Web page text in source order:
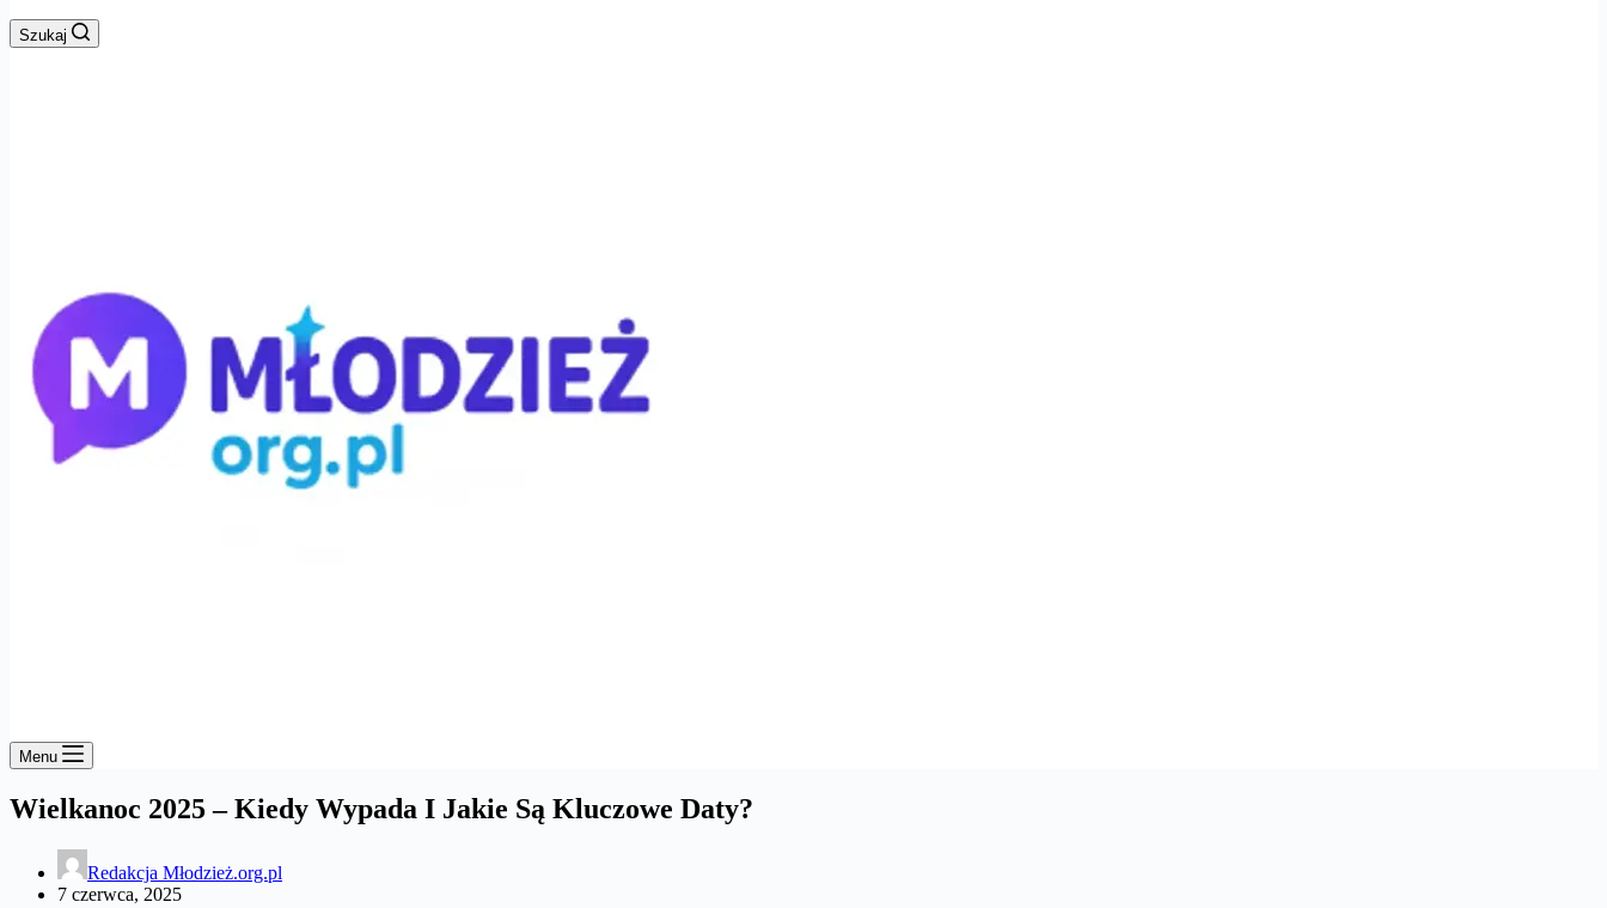
Szukaj
Menu
Wielkanoc 2025 – Kiedy Wypada I Jakie Są Kluczowe Daty?
Redakcja Młodzież.org.pl
7 czerwca, 2025